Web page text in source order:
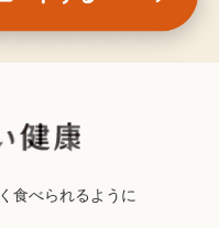
食べられるように